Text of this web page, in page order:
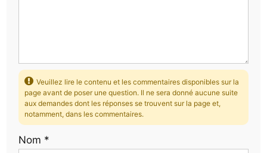
Veuillez lire le contenu et les commentaires disponibles sur la
page avant de poser une question. Il ne sera donné aucune suite
aux demandes dont les réponses se trouvent sur la page et,
notamment, dans les commentaires.
Nom *